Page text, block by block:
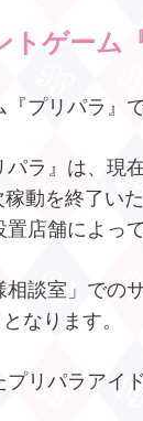
トゲーム
プリパラ』
ラ』は、現
動を終了いた
店舗によっ
相談室」での
なります。
リパラアイ